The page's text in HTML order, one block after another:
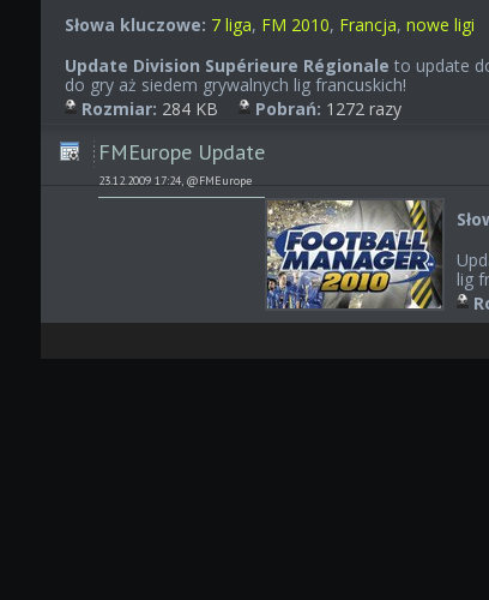
Słowa kluczowe: 7 liga, FM 2010, Francja, nowe ligi
Update Division Supérieure Régionale to update
do gry aż siedem grywalnych lig francuskich!
Rozmiar: 284 KB Pobrań: 1272 razy
FMEurope Update
23.12.2009 17:24, @FMEurope
lig